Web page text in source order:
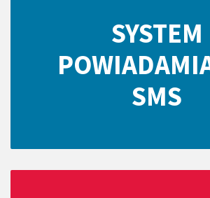
SYSTEM
SMS